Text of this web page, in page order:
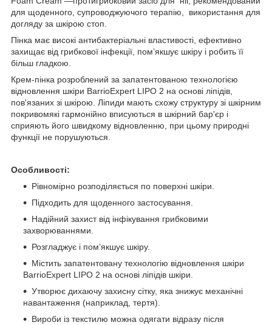
для щоденного, супроводжуючого терапію, використання для
догляду за шкірою стоп.
Пінка має високі антибактеріальні властивості, ефективно
захищає від грибкової інфекції, пом’якшує шкіру і робить її
більш гладкою.
Крем-пінка розроблений за запатентованою технологією
відновлення шкіри BarrioExpert LIPO 2 на основі ліпідів,
пов'язаних зі шкірою. Ліпиди мають схожу структуру зі шкірним
покривомякі гармонійно вписуються в шкірний бар'єр і
сприяють його швидкому відновленню, при цьому природні
функції не порушуються.
Особливості:
Рівномірно розподіляється по поверхні шкіри.
Підходить для щоденного застосування.
Надійний захист від інфікування грибковими
захворюваннями.
Розгладжує і пом’якшує шкіру.
Містить запатентовану технологію відновлення шкіри
BarrioExpert LIPO 2 на основі ліпідів шкіри.
Утворює дихаючу захисну сітку, яка знижує механічні
навантаження (наприклад, тертя).
Вироби із текстилю можна одягати відразу після